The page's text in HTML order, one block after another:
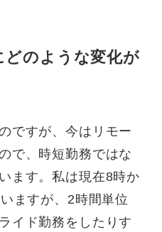
のような変化が
ですが、今はリモー
で、時短勤務ではな
ます。私は現在8時か
ますが、2時間単位
イド勤務をしたりす